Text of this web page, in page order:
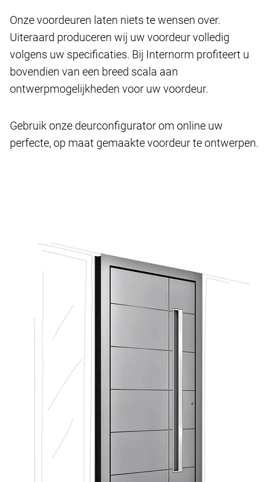
Onze voordeuren laten niets te wensen over.
Uiteraard produceren wij uw voordeur volledig
volgens uw specificaties. Bij Internorm profiteert u
bovendien van een breed scala aan
ontwerpmogelijkheden voor uw voordeur.
Gebruik onze deurconfigurator om online uw
perfecte, op maat gemaakte voordeur te ontwerpen.